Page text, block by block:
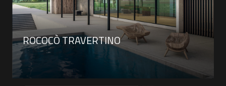
ROCOCÒ TRAVERTINO